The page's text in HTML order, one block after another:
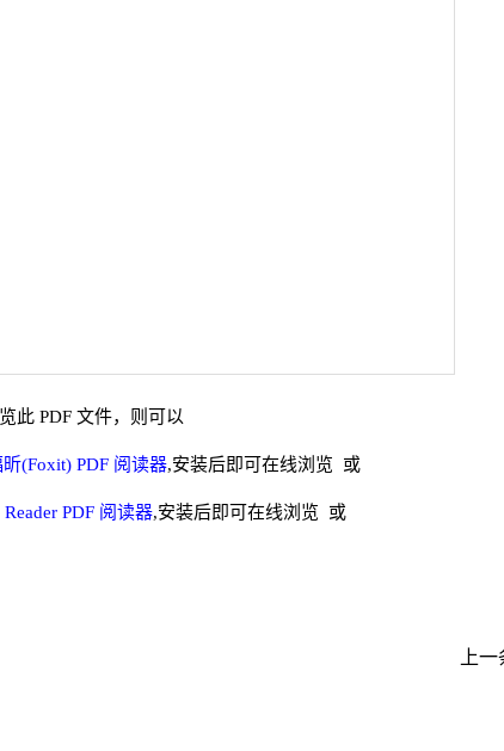
此 PDF 文件，则可以
昕(Foxit) PDF 阅读器,安装后即可在线浏览 或
Reader PDF 阅读器,安装后即可在线浏览 或
上一